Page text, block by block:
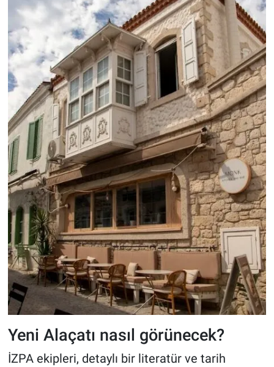
Yeni Alaçatı nasıl görünecek?
İZPA ekipleri, detaylı bir literatür ve tarih